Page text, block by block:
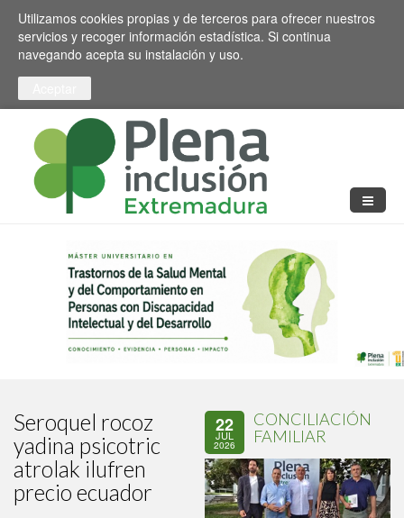
Pasar al contenido principal
Toggle high contrast
Utilizamos cookies propias y de terceros para ofrecer nuestros
servicios y recoger información estadística. Si continua
navegando acepta su instalación y uso.
Seroquel rocoz
yadina psicotric
atrolak ilufren
precio ecuador
22
JUL
2026
CONCILIACIÓN
FAMILIAR